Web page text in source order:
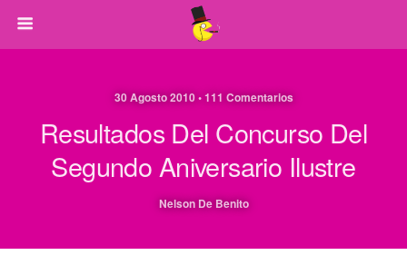
30 Agosto 2010 • 111 Comentarios
Resultados Del Concurso Del
Segundo Aniversario Ilustre
Nelson De Benito